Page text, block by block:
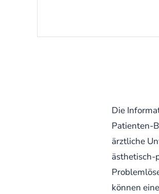
Die
Patienten-
ärztliche
ästhetisch-
können